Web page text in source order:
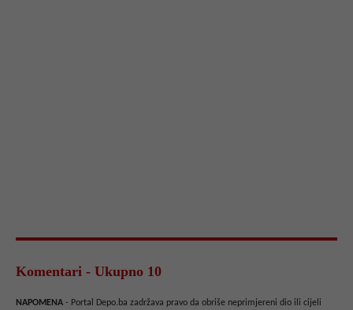
Komentari - Ukupno 10
NAPOMENA - Portal Depo.ba zadržava pravo da obriše neprimjereni dio ili cijeli